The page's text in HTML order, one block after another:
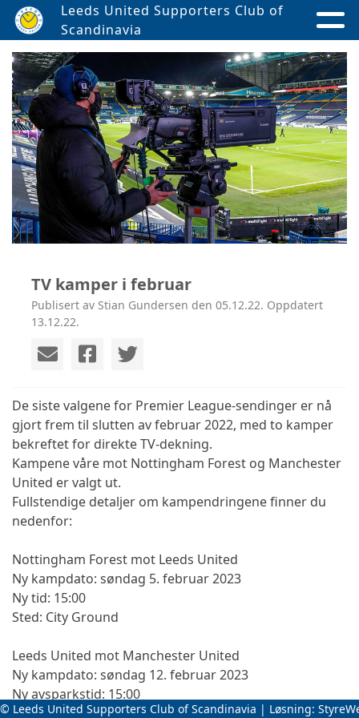
Leeds United Supporters Club of
Scandinavia
TV kamper i februar
Publisert av Stian Gundersen den 05.12.22. Oppdatert
13.12.22.
De siste valgene for Premier League-sendinger er nå
gjort frem til slutten av februar 2022, med to kamper
bekreftet for direkte TV-dekning.
Kampene våre mot Nottingham Forest og Manchester
United er valgt ut.
Fullstendige detaljer om kampendringene finner du
nedenfor:
Nottingham Forest mot Leeds United
Ny kampdato: søndag 5. februar 2023
Ny tid: 15:00
Sted: City Ground
Leeds United mot Manchester United
Ny kampdato: søndag 12. februar 2023
Ny avsparkstid: 15:00
Sted: Elland Road
© Leeds United Supporters Club of Scandinavia | Løsning: